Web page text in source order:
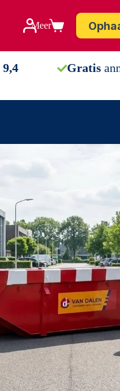
MeerWinkelwagen
9,4 Gratis